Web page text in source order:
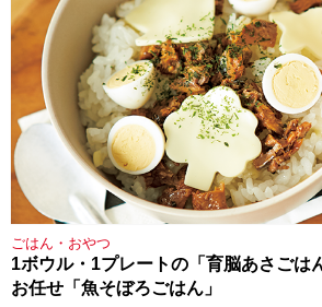
ごはん・おやつ
1ボウル・1プレートの「育脳あさごは
お任せ「魚そぼろごはん」